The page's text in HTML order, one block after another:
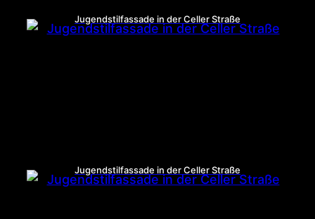
Jugendstilfassade in der Celler Straße
Jugendstilfassade in der Celler Straße